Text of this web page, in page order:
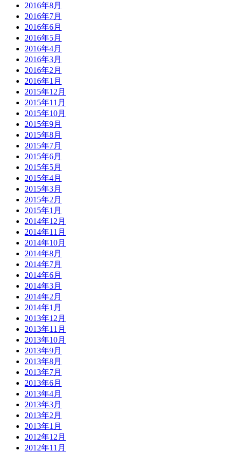
2016年8月
2016年7月
2016年6月
2016年5月
2016年4月
2016年3月
2016年2月
2016年1月
2015年12月
2015年11月
2015年10月
2015年9月
2015年8月
2015年7月
2015年6月
2015年5月
2015年4月
2015年3月
2015年2月
2015年1月
2014年12月
2014年11月
2014年10月
2014年8月
2014年7月
2014年6月
2014年3月
2014年2月
2014年1月
2013年12月
2013年11月
2013年10月
2013年9月
2013年8月
2013年7月
2013年6月
2013年4月
2013年3月
2013年2月
2013年1月
2012年12月
2012年11月